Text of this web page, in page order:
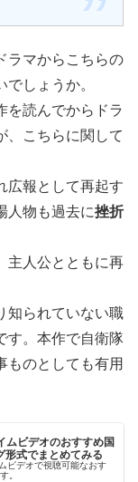
ラマからこちらの
しょうか。
を読んでからドラ
、こちらに関して
広報として再起す
人物も過去に挫折
主人公とともに再
知られていない職
す。本作で自衛隊
ものとしても有用
ムビデオのおすすめ国
形式でまとめてみる
ビデオで視聴可能なおす
。